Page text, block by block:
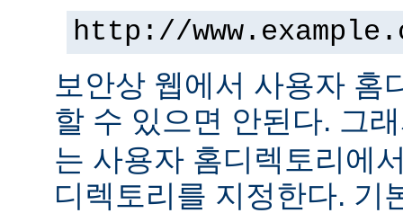
http://
보안상 웹에서 사용자 홈
할 수 있으면 안된다. 그
는 사용자 홈디렉토리에
디렉토리를 지정한다. 기